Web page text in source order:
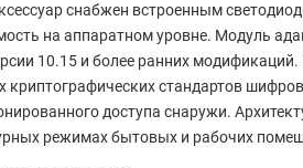
снабжен встроенным
на аппаратном уровне. Модуль
10.15 и более ранних
криптографических стандартов
доступа снаружи.
режимах бытовых и рабочих